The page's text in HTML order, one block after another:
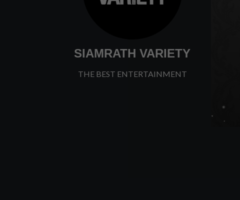
SIAMRATH VARIETY
THE BEST ENTERTAINMENT